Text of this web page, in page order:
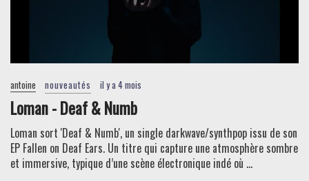
antoine nouveautés il y a 4 mois
Loman - Deaf & Numb
Loman sort 'Deaf & Numb', un single darkwave/synthpop issu de son
EP Fallen on Deaf Ears. Un titre qui capture une atmosphère sombre
et immersive, typique d’une scène électronique indé où ...